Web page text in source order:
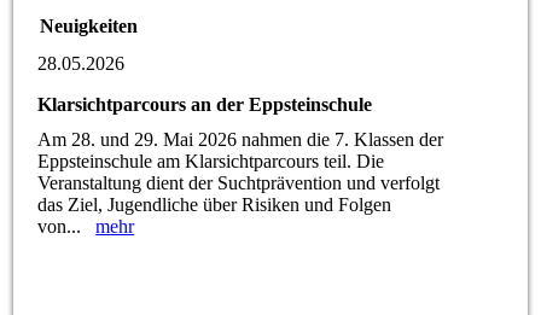
Neuigkeiten
28.05.2026
Klarsichtparcours an der Eppsteinschule
Am 28. und 29. Mai 2026 nahmen die 7. Klassen der
Eppsteinschule am Klarsichtparcours teil. Die
Veranstaltung dient der Suchtprävention und verfolgt
das Ziel, Jugendliche über Risiken und Folgen
von...mehr